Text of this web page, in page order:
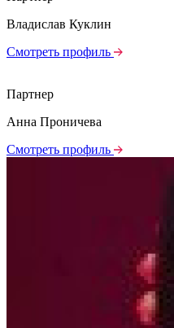
Владислав Куклин
Смотреть профиль
Партнер
Анна Проничева
Смотреть профиль